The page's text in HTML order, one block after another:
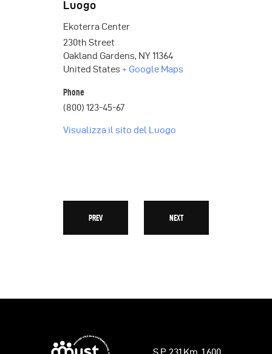
Luogo
Ekoterra Center
230th Street
Oakland Gardens, NY11364
United States+ Google Maps
Phone
(800) 123-45-67
Visualizza il sito del Luogo
PREV NEXT